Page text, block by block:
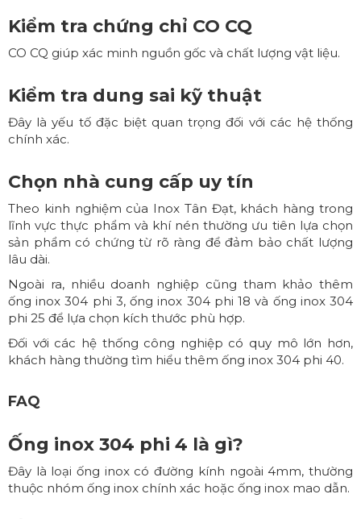
Kiểm tra chứng chỉ CO CQ
CO CQ giúp xác minh nguồn gốc và chất lượng vật liệu.
Kiểm tra dung sai kỹ thuật
Đây là yếu tố đặc biệt quan trọng đối với các hệ thống
chính xác.
Chọn nhà cung cấp uy tín
Theo kinh nghiệm của Inox Tân Đạt, khách hàng trong
lĩnh vực thực phẩm và khí nén thường ưu tiên lựa chọn
sản phẩm có chứng từ rõ ràng để đảm bảo chất lượng
lâu dài.
Ngoài ra, nhiều doanh nghiệp cũng tham khảo thêm
ống inox 304 phi 3,ống inox 304 phi 18 và ống inox 304
phi 25 để lựa chọn kích thước phù hợp.
Đối với các hệ thống công nghiệp có quy mô lớn hơn,
khách hàng thường tìm hiểu thêm ống inox 304 phi 40.
FAQ
Ống inox 304 phi 4 là gì?
Đây là loại ống inox có đường kính ngoài 4mm, thường
thuộc nhóm ống inox chính xác hoặc ống inox mao dẫn.